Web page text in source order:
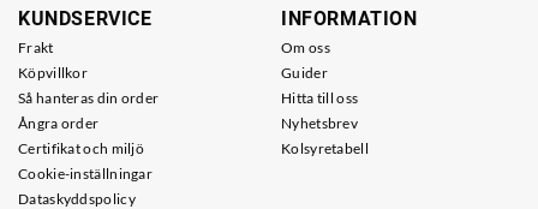
KUNDSERVICE
Frakt
Köpvillkor
Så hanteras din order
Ångra order
Certifikat och miljö
Cookie-inställningar
Dataskyddspolicy
INFORMATION
Om oss
Guider
Hitta till oss
Nyhetsbrev
Kolsyretabell